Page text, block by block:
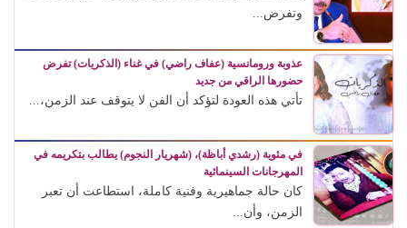
وتفرض...
عذوبة ورومانسية (عفاف راضي) في غناء (الذكريات) تفرض
حضورها الراقي من جديد
تأتي هذه العودة لتؤكد أن الفن لا يتوقف عند الزمن،...
في مئوية (رشدي أباظة)، (شهريار النجوم) يطالب بتكريمه في
المهرجانات السينمائية
كان حالة جماهيرية وفنية كاملة، استطاعت أن تعبر
الزمن، وأن...